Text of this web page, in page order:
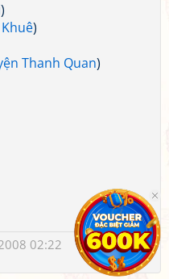
)
)
Thanh Quan)
02:22